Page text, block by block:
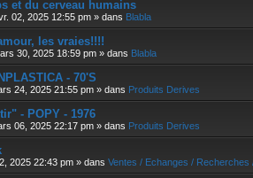
et du cerveau humains
02, 2025 12:55 pm » dans Blabla
les vraies!!!!
30, 2025 18:59 pm » dans Blabla
- 70'S
24, 2025 21:55 pm » dans Produits Derives
- POPY - 1976
06, 2025 22:17 pm » dans Produits Derives
2025 22:43 pm » dans Ventes / Echanges / Recherches